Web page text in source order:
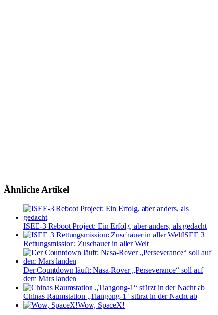
Ähnliche Artikel
ISEE-3 Reboot Project: Ein Erfolg, aber anders, als gedacht
ISEE-3-
Rettungsmission: Zuschauer in aller Welt
Der Countdown läuft: Nasa-Rover „Perseverance“ soll auf
dem Mars landen
Chinas Raumstation „Tiangong-1“ stürzt in der Nacht ab
Wow, SpaceX!